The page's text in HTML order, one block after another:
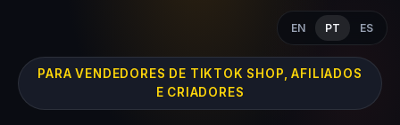
EN PT ES
PARA VENDEDORES DE TIKTOK SHOP, AFILIADOS
E CRIADORES